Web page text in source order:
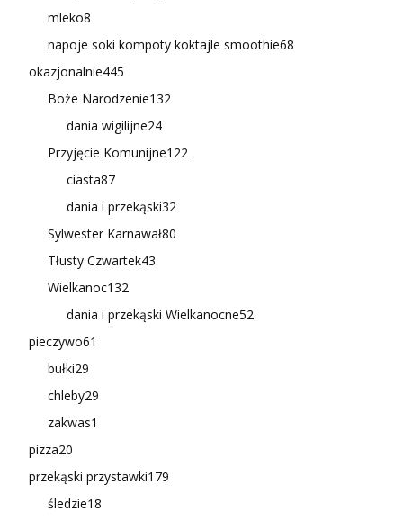
mleko8
napoje soki kompoty koktajle smoothie68
okazjonalnie445
Boże Narodzenie132
dania wigilijne24
Przyjęcie Komunijne122
ciasta87
dania i przekąski32
Sylwester Karnawał80
Tłusty Czwartek43
Wielkanoc132
dania i przekąski Wielkanocne52
pieczywo61
bułki29
chleby29
zakwas1
pizza20
przekąski przystawki179
śledzie18